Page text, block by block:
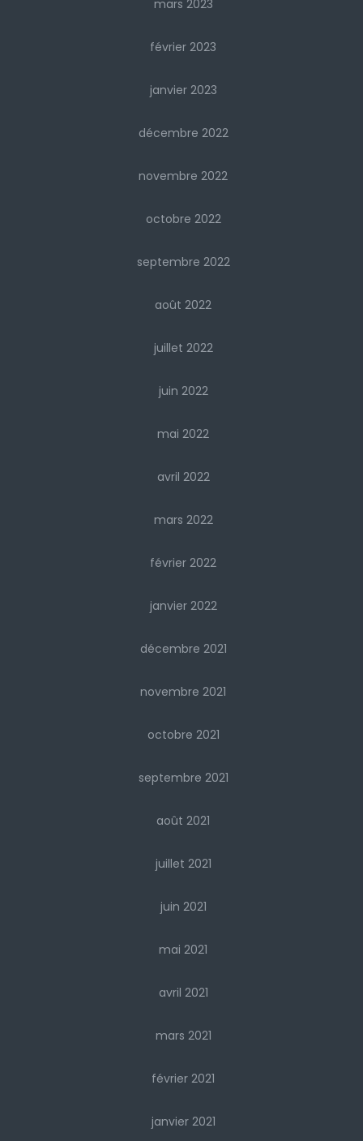
mars 2023
février 2023
janvier 2023
décembre 2022
novembre 2022
octobre 2022
septembre 2022
août 2022
juillet 2022
juin 2022
mai 2022
avril 2022
mars 2022
février 2022
janvier 2022
décembre 2021
novembre 2021
octobre 2021
septembre 2021
août 2021
juillet 2021
juin 2021
mai 2021
avril 2021
mars 2021
février 2021
janvier 2021